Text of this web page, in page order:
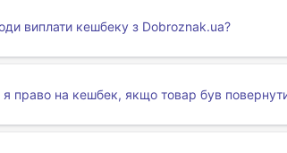
виплати кешбеку з Dobroznak.ua?
право на кешбек, якщо товар був